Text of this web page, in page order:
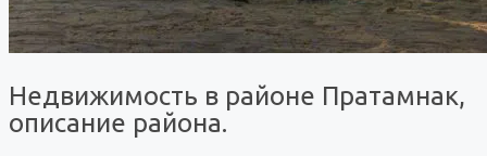
Недвижимость в районе Пратамнак,
описание района.